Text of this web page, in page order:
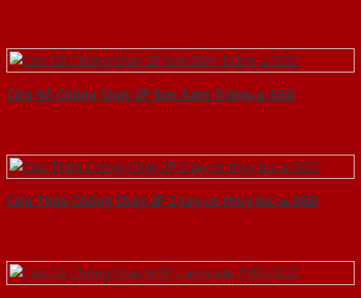
Cửa Gỗ Chống Cháy 2P Sơn Xám Trắng-a-SGD
Cửa Thép Chống Cháy 2P 2 tay co thuy luc-a-SGD